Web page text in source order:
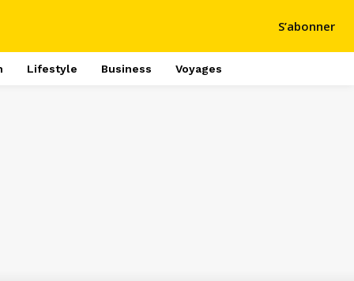
S’abonner
Lifestyle Business Voyages